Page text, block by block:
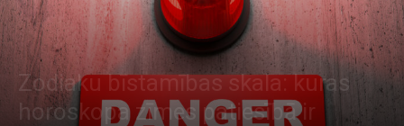
Zodiaku bīstamības skala: kuras
horoskopa zīmes patiesībā ir